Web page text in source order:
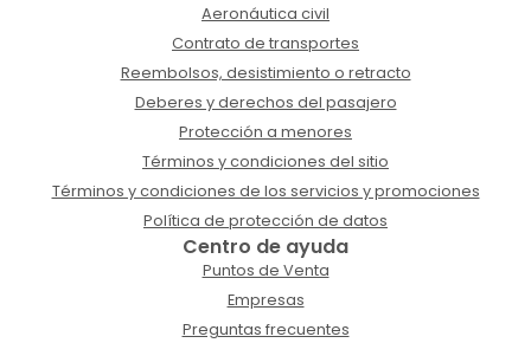
Aeronáutica civil
Contrato de transportes
Reembolsos, desistimiento o retracto
Deberes y derechos del pasajero
Protección a menores
Términos y condiciones del sitio
Términos y condiciones de los servicios y promociones
Política de protección de datos
Centro de ayuda
Puntos de Venta
Empresas
Preguntas frecuentes